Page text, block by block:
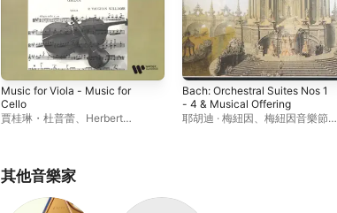
Music for Viola - Music for
Cello
賈桂琳・杜普蕾
Herbert
Bach: Orchestral Suites Nos 1
- 4 & Musical Offering
耶胡迪 · 梅紐因
梅紐因音樂節管
其他音樂家